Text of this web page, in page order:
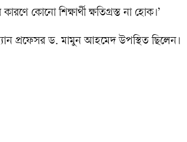
কোনো শিক্ষার্থী ক্ষতিগ্রস্ত না হোক।’
প্রফেসর ড. মামুন আহমেদ উপস্থিত ছিলেন।